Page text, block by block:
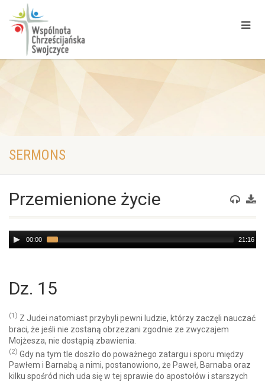
SERMONS
Przemienione życie
Audio
Player
00:00 21:16
Dz. 15
(1) Z Judei natomiast przybyli pewni ludzie, którzy zaczęli nauczać
braci, że jeśli nie zostaną obrzezani zgodnie ze zwyczajem
Mojżesza, nie dostąpią zbawienia.
(2) Gdy na tym tle doszło do poważnego zatargu i sporu między
Pawłem i Barnabą a nimi, postanowiono, że Paweł, Barnaba oraz
kilku spośród nich uda się w tej sprawie do apostołów i starszych